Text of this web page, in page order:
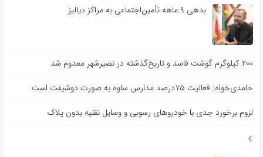
بدهی ۹ ماهه تأمین‌اجتماعی به مراکز دیالیز
۲۰۰ کیلوگرم گوشت فاسد و تاریخ‌گذشته در نصیرشهر معدوم شد
حامدی‌خواه: فعالیت ۷۵درصد مدارس ساوه به صورت دوشیفت است
لزوم برخورد جدی با خودروهای رسوبی و وسایل نقلیه بدون پلاک